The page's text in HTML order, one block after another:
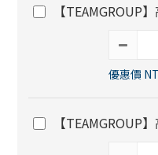
【TEAMGROUP
優惠價
【TEAMGROUP